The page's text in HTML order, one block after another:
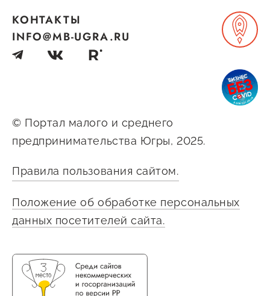
© Портал малого и среднего
предпринимательства Югры, 2025.
Правила пользования сайтом.
Положение об обработке персональных
данных посетителей сайта.
КОНТАКТЫ
INFO@MB-UGRA.RU